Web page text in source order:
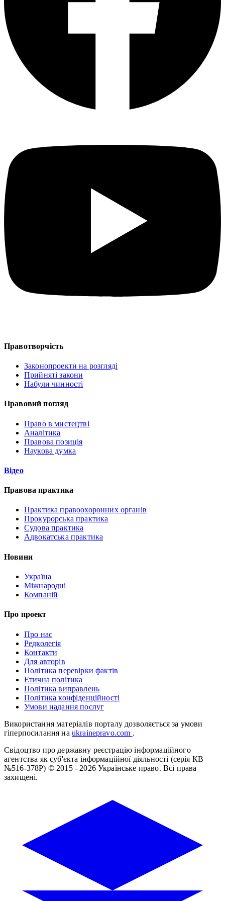
Правотворчість
Законопроекти на розгляді
Прийняті закони
Набули чинності
Правовий погляд
Право в мистецтві
Аналітика
Правова позиція
Наукова думка
Відео
Правова практика
Практика правоохоронних органів
Прокурорська практика
Судова практика
Адвокатська практика
Новини
Україна
Міжнародні
Компаній
Про проект
Про нас
Редколегія
Контакти
Для авторів
Політика перевірки фактів
Етична політика
Політика виправлень
Політика конфіденційності
Умови надання послуг
Використання матеріалів порталу дозволяється за умови
гіперпосилання на ukrainepravo.com .
Свідоцтво про державну реєстрацію інформаційного
агентства як суб'єкта інформаційної діяльності (серія КВ
№516-378Р) © 2015 - 2026 Українське право. Всі права
захищені.